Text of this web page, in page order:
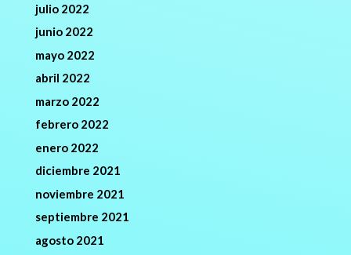
julio 2022
junio 2022
mayo 2022
abril 2022
marzo 2022
febrero 2022
enero 2022
diciembre 2021
noviembre 2021
septiembre 2021
agosto 2021